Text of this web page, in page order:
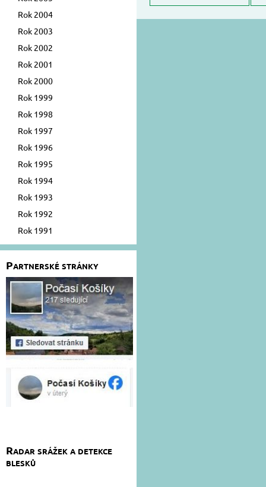
Rok 2004
Rok 2003
Rok 2002
Rok 2001
Rok 2000
Rok 1999
Rok 1998
Rok 1997
Rok 1996
Rok 1995
Rok 1994
Rok 1993
Rok 1992
Rok 1991
Partnerské stránky
Radar srážek a detekce
blesků